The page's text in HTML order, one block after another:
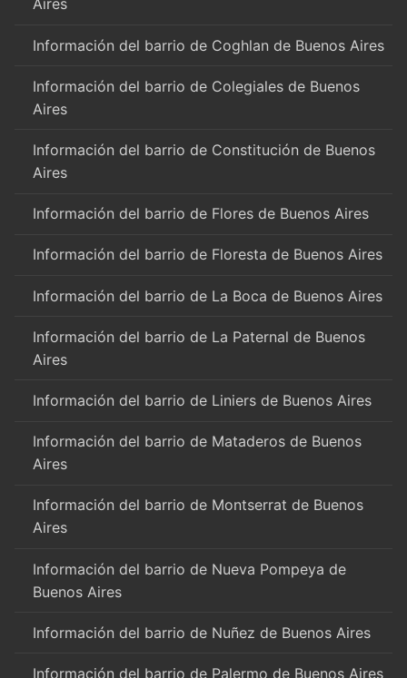
Aires
Información del barrio de Coghlan de Buenos Aires
Información del barrio de Colegiales de Buenos
Aires
Información del barrio de Constitución de Buenos
Aires
Información del barrio de Flores de Buenos Aires
Información del barrio de Floresta de Buenos Aires
Información del barrio de La Boca de Buenos Aires
Información del barrio de La Paternal de Buenos
Aires
Información del barrio de Liniers de Buenos Aires
Información del barrio de Mataderos de Buenos
Aires
Información del barrio de Montserrat de Buenos
Aires
Información del barrio de Nueva Pompeya de
Buenos Aires
Información del barrio de Nuñez de Buenos Aires
Información del barrio de Palermo de Buenos Aires